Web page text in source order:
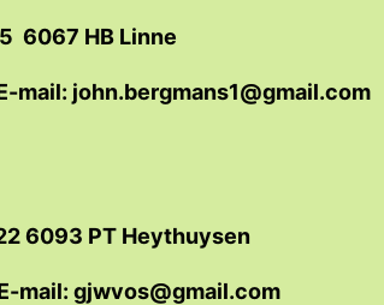
6067 HB Linne
mail: john.bergmans1@gmail.com
6093 PT Heythuysen
mail: gjwvos@gmail.com